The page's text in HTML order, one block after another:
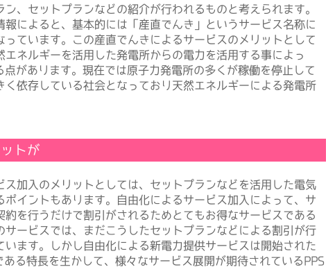
、セットプランなどの紹介が行われるものと考えられます。
によると、基本的には「産直でんき」というサービス名称に
ています。この産直でんきによるサービスのメリットとして
ネルギーを活用した発電所からの電力を活用する事によっ
があります。現在では原子力発電所の多くが稼働を停止して
依存している社会となっており天然エネルギーによる発電所
トが
加入のメリットとしては、セットプランなどを活用した電気
イントもあります。自由化によるサービス加入によって、サ
を行うだけで割引がされるためとてもお得なサービスである
ービスでは、まだこうしたセットプランなどによる割引が行
ます。しかし自由化による新電力提供サービスは開始された
る特長を生かして、様々なサービス展開が期待されているPPS